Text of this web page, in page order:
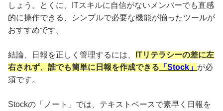
しょう。とくに、ITスキルに自信がないメンバーでも直感
的に操作できる、シンプルで必要な機能が揃ったツールが
おすすめです。
結論、日報を正しく管理するには、
ITリテラシーの差に左
右されず、誰でも簡単に日報を作成できる 「Stock」 が必
須です。
Stockの「ノート」では、テキストベースで素早く日報を